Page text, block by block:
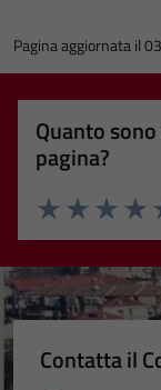
Pagina aggiornata il
Quanto
pagina?
Valuta 3
Valuta 2
Valuta 1 stelle
Contatta il